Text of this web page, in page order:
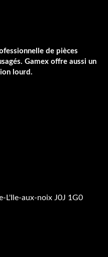
de pièces
Gamex offre aussi un
lourd.
L'Ile-aux-noix J0J 1G0